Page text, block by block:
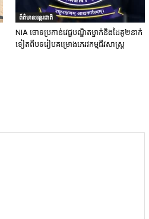
ព័ត៌មានអន្តរជាតិ
NIA ចោទប្រកាន់វេជ្ជបណ្ឌិតម្នាក់និងដៃគូ២នាក់
ទៀតពីបទរៀបគម្រោងភេរវកម្មជីវសាស្ត្រ